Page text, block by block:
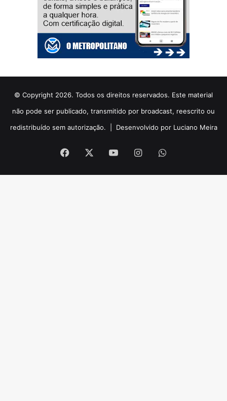
© Copyright 2026. Todos os direitos reservados. Este material
não pode ser publicado, transmitido por broadcast, reescrito ou
redistribuído sem autorização. | Desenvolvido por Luciano Meira
Facebook YouTubeInstagramWhatsApp